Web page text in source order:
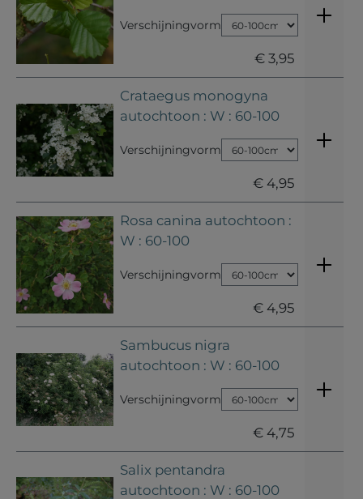
Verschijningvorm
€ 3,95
Crataegus monogyna
autochtoon : W : 60-100
Verschijningvorm
€ 4,95
Rosa canina autochtoon :
W : 60-100
Verschijningvorm
€ 4,95
Sambucus nigra
autochtoon : W : 60-100
Verschijningvorm
€ 4,75
Salix pentandra
autochtoon : W : 60-100